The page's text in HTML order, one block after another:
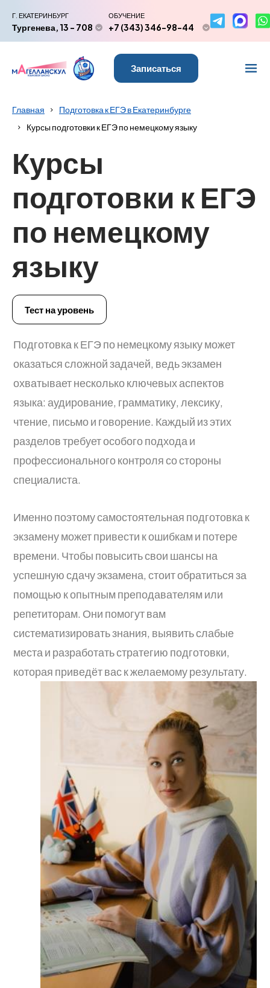
Г. ЕКАТЕРИНБУРГ
Тургенева, 13 - 708
ОБУЧЕНИЕ
+7 (343) 346-98-44
Записаться
Главная
Подготовка к ЕГЭ в Екатеринбурге
Курсы подготовки к ЕГЭ по немецкому языку
Курсы
подготовки к ЕГЭ
по немецкому
языку
Тест на уровень
Подготовка к ЕГЭ по немецкому языку может
оказаться сложной задачей, ведь экзамен
охватывает несколько ключевых аспектов
языка: аудирование, грамматику, лексику,
чтение, письмо и говорение. Каждый из этих
разделов требует особого подхода и
профессионального контроля со стороны
специалиста.
Именно поэтому самостоятельная подготовка к
экзамену может привести к ошибкам и потере
времени. Чтобы повысить свои шансы на
успешную сдачу экзамена, стоит обратиться за
помощью к опытным преподавателям или
репетиторам. Они помогут вам
систематизировать знания, выявить слабые
места и разработать стратегию подготовки,
которая приведёт вас к желаемому результату.